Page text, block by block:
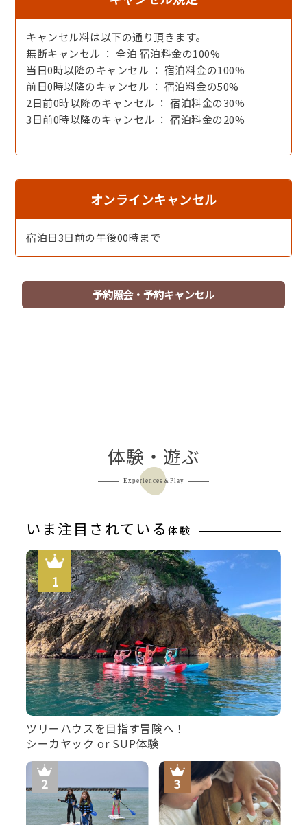
お部屋食ではございませんが、その分、ゆったりとした空
間で、出来たての料理を安心してお愉しみいただけます。
【アクセス】
最寄り駅：京都丹後鉄道「夕日ヶ浦木津温泉駅」
・車で約5分
・送迎利用で約5分
【ご注意点】
・大人の方のみ、入湯料200円を別途頂戴しております。
・館内は全館禁煙です（喫煙は屋外指定場所にて）。
で、お気軽にお電話ください。
のどぐろ焼き
キャンセル料は以下の通り頂きます。
無断キャンセル ： 全泊 宿泊料金の100%
当日0時以降のキャンセル ： 宿泊料金の100%
前日0時以降のキャンセル ： 宿泊料金の50%
2日前0時以降のキャンセル ： 宿泊料金の30%
3日前0時以降のキャンセル ： 宿泊料金の20%
オンラインキャンセル
宿泊日3日前の午後00時まで
予約照会・予約キャンセル
体験・遊ぶ
Experiences＆Play
いま注目されている 体験
ツリーハウスを目指す冒険へ！
シーカヤック or SUP体験